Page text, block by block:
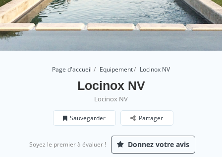
Page d'accueil Equipement Locinox NV
Locinox NV
Locinox NV
Sauvegarder Partager
Soyez le premier à évaluer ! Donnez votre avis